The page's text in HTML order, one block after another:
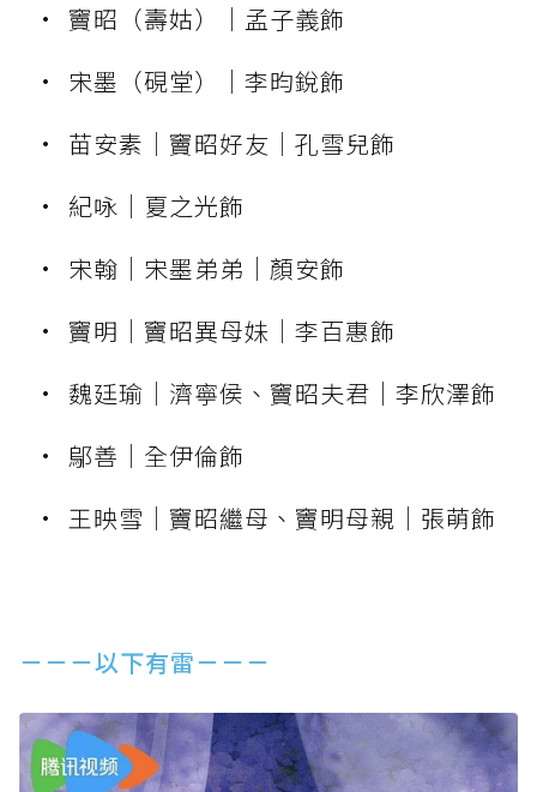
竇昭（壽姑）｜孟子義飾
宋墨（硯堂）｜李昀銳飾
苗安素｜竇昭好友｜孔雪兒飾
紀咏｜夏之光飾
宋翰｜宋墨弟弟｜顏安飾
竇明｜竇昭異母妹｜李百惠飾
魏廷瑜｜濟寧侯、竇昭夫君｜李欣澤飾
鄔善｜全伊倫飾
王映雪｜竇昭繼母、竇明母親｜張萌飾
－－－以下有雷－－－